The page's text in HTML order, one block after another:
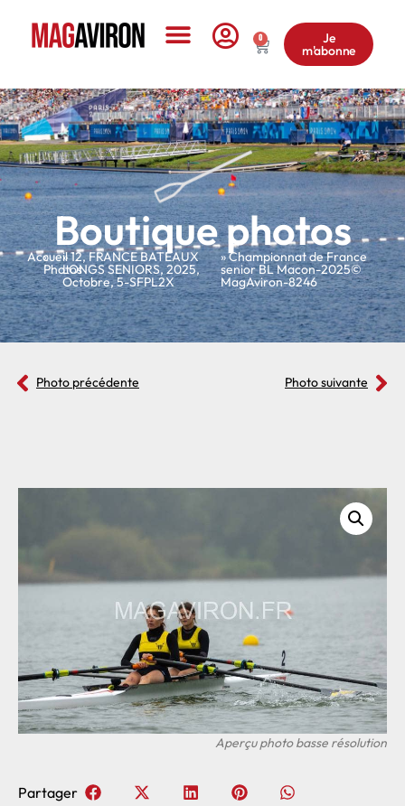
0 Je
m'abonne
Boutique photos
Accueil
»
Photos
»12,FRANCE BATEAUX
LONGS SENIORS,2025,
Octobre,5-SFPL2X
» Championnat de France
senior BL Macon-2025©
MagAviron-8246
Photo précédente Photo suivante
Partager